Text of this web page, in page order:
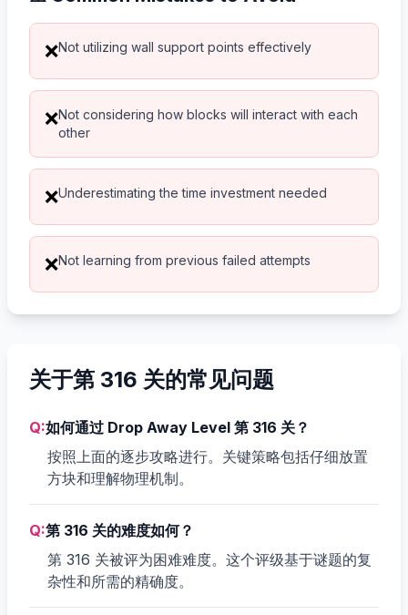
❌Not utilizing wall support points effectively
❌Not considering how blocks will interact with each
other
❌Underestimating the time investment needed
❌Not learning from previous failed attempts
关于第 316 关的常见问题
Q:如何通过 Drop Away Level 第 316 关？
按照上面的逐步攻略进行。关键策略包括仔细放置
方块和理解物理机制。
Q:第 316 关的难度如何？
第 316 关被评为困难难度。这个评级基于谜题的复
杂性和所需的精确度。